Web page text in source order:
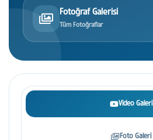
Fotoğraf Galerisi
Tüm Fotoğraflar
Video Galeri
Foto Galeri